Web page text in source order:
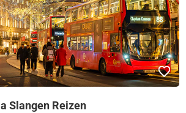
Slangen Reizen